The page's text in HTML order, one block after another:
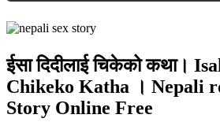
ईसा दिदीलाई चिकेको कथा।
Chikeko Katha । Nepali
Story Online Free